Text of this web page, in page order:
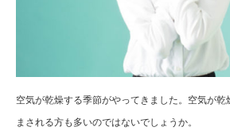
空気が乾燥する季節がやってきました。空気が
まされる方も多いのではないでしょうか。